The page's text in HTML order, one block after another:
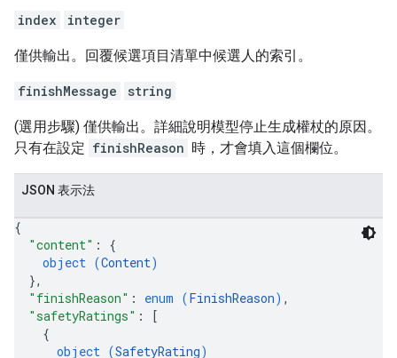
index integer
僅供輸出。回覆候選項目清單中候選人的索引。
finishMessage string
(選用步驟) 僅供輸出。詳細說明模型停止生成權杖的原因。
只有在設定 finishReason 時，才會填入這個欄位。
JSON 表示法
{
"content" : {
object (Content)
},
"finishReason" : enum (FinishReason) ,
"safetyRatings" :
[
{
object (SafetyRating)